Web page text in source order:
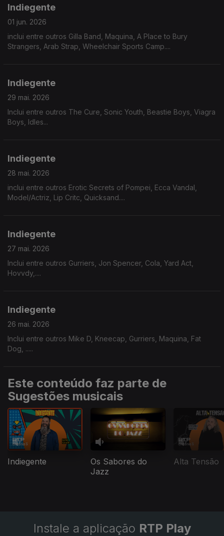
Indiegente
01 jun. 2026
inclui entre outros Gilla Band, Maquina, A Place to Bury
Strangers, Arab Strap, Wheelchair Sports Camp....
Indiegente
29 mai. 2026
Inclui entre outros The Cure, Sonic Youth, Beastie Boys, Viagra
Boys, Idles...
Indiegente
28 mai. 2026
inclui entre outros Erotic Secrets of Pompei, Ecca Vandal,
Model/Actriz, Lip Critc, Quicksand....
Indiegente
27 mai. 2026
Inclui entre outros Gurriers, Jon Spencer, Cola, Yard Act,
Hovvdy,....
Indiegente
26 mai. 2026
Inclui entre outros Mike D, Kneecap, Gurriers, Maquina, Fat
Dog, .....
Este conteúdo faz parte de
Sugestões musicais
Indiegente
Os Sabores do
Jazz
Alta Tensão
Instale a aplicação RTP Play